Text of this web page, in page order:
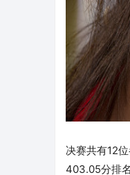
决赛共有12
403.05分排